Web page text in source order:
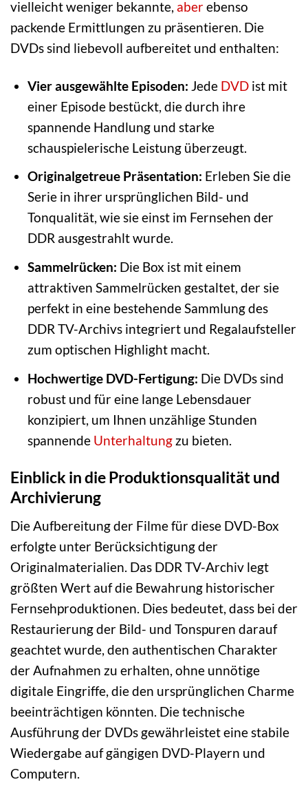
vielleicht weniger bekannte, aberebenso
packende Ermittlungen zu präsentieren. Die
DVDs sind liebevoll aufbereitet und enthalten:
Vier ausgewählte Episoden: Jede DVDist mit
einer Episode bestückt, die durch ihre
spannende Handlung und starke
schauspielerische Leistung überzeugt.
Originalgetreue Präsentation: Erleben Sie die
Serie in ihrer ursprünglichen Bild- und
Tonqualität, wie sie einst im Fernsehen der
DDR ausgestrahlt wurde.
Sammelrücken: Die Box ist mit einem
attraktiven Sammelrücken gestaltet, der sie
perfekt in eine bestehende Sammlung des
DDR TV-Archivs integriert und Regalaufsteller
zum optischen Highlight macht.
Hochwertige DVD-Fertigung: Die DVDs sind
robust und für eine lange Lebensdauer
konzipiert, um Ihnen unzählige Stunden
spannende Unterhaltungzu bieten.
Einblick in die Produktionsqualität und
Archivierung
Die Aufbereitung der Filme für diese DVD-Box
erfolgte unter Berücksichtigung der
Originalmaterialien. Das DDR TV-Archiv legt
größten Wert auf die Bewahrung historischer
Fernsehproduktionen. Dies bedeutet, dass bei der
Restaurierung der Bild- und Tonspuren darauf
geachtet wurde, den authentischen Charakter
der Aufnahmen zu erhalten, ohne unnötige
digitale Eingriffe, die den ursprünglichen Charme
beeinträchtigen könnten. Die technische
Ausführung der DVDs gewährleistet eine stabile
Wiedergabe auf gängigen DVD-Playern und
Computern.